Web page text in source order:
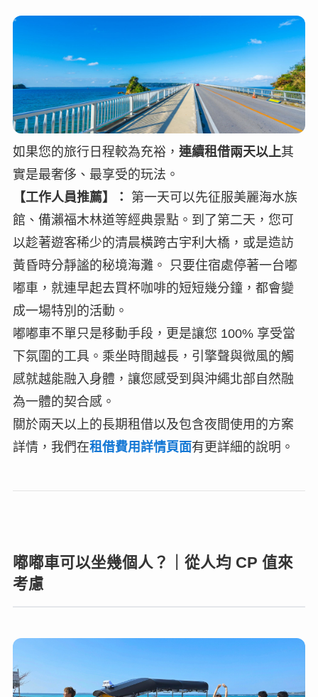
如果您的旅行日程較為充裕， 連續租借兩天以上其
實是最奢侈、最享受的玩法。
【工作人員推薦】：
第一天可以先征服美麗海水族
館、備瀨福木林道等經典景點。到了第二天，您可
以趁著遊客稀少的清晨橫跨古宇利大橋，或是造訪
黃昏時分靜謐的秘境海灘。 只要住宿處停著一台嘟
嘟車，就連早起去買杯咖啡的短短幾分鐘，都會變
成一場特別的活動。
嘟嘟車不單只是移動手段，更是讓您 100% 享受當
下氛圍的工具。乘坐時間越長，引擎聲與微風的觸
感就越能融入身體，讓您感受到與沖繩北部自然融
為一體的契合感。
關於兩天以上的長期租借以及包含夜間使用的方案
詳情，我們在租借費用詳情頁面有更詳細的說明。
嘟嘟車可以坐幾個人？｜從人均 CP 值來
考慮